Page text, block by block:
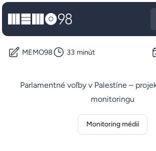
MEMO98
MEMO98 33 minút
Parlamentné voľby v Palestíne –
monitoringu
Monitoring médií